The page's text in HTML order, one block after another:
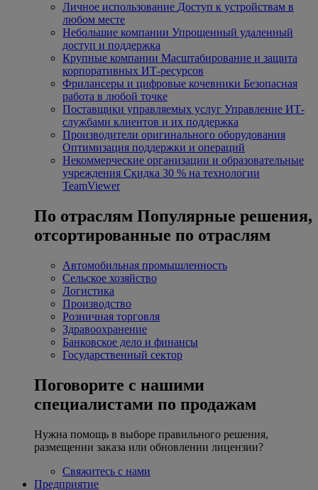
Личное использование Доступ к устройствам в
любом месте
Небольшие компании Упрощенный удаленный
доступ и поддержка
Крупные компании Масштабирование и защита
корпоративных ИТ-ресурсов
Фрилансеры и цифровые кочевники Безопасная
работа в любой точке
Поставщики управляемых услуг Управление ИТ-
службами клиентов и их поддержка
Производители оригинального оборудования
Оптимизация поддержки и операций
Некоммерческие организации и образовательные
учреждения Скидка 30 % на технологии
TeamViewer
По отраслям Популярные решения,
отсортированные по отраслям
Автомобильная промышленность
Сельское хозяйство
Логистика
Производство
Розничная торговля
Здравоохранение
Банковское дело и финансы
Государственный сектор
Поговорите с нашими
специалистами по продажам
Нужна помощь в выборе правильного решения,
размещении заказа или обновлении лицензии?
Свяжитесь с нами
Предприятие